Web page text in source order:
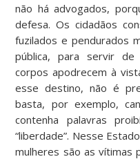
não há advogados,
defesa. Os cidadãos
fuzilados e pendurados
pública, para servir de
corpos apodrecem à
esse destino, não é
basta, por exemplo,
contenha palavras
“liberdade”. Nesse
mulheres são as vítimas